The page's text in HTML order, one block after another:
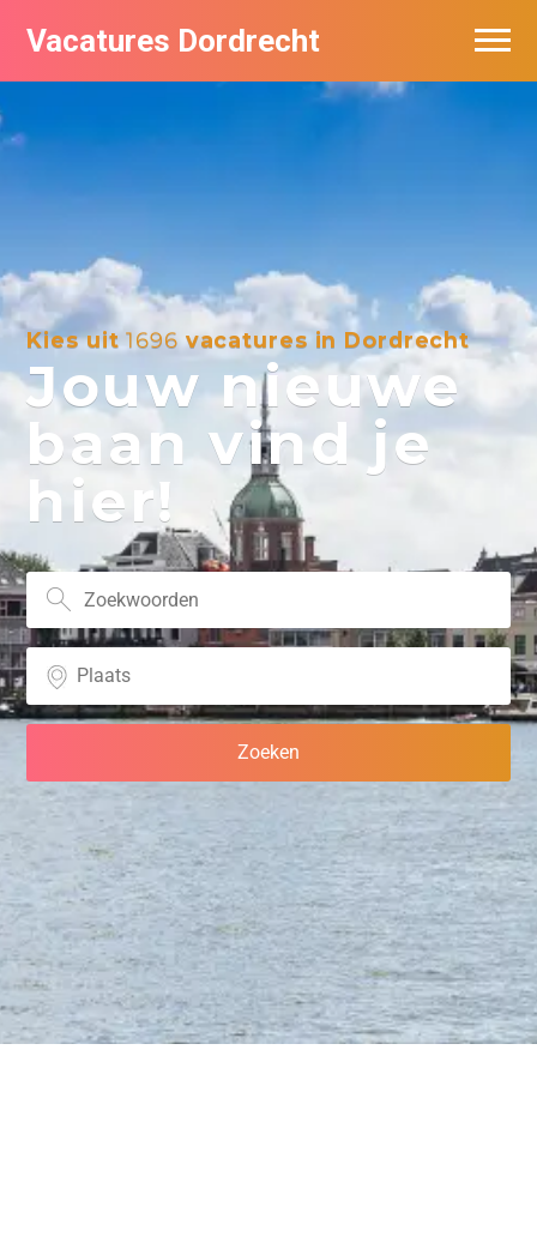
Vacatures Dordrecht
Kies uit1696 vacatures in Dordrecht
Jouw nieuwe
baan vind je
hier!
Vacatures per bedrijf